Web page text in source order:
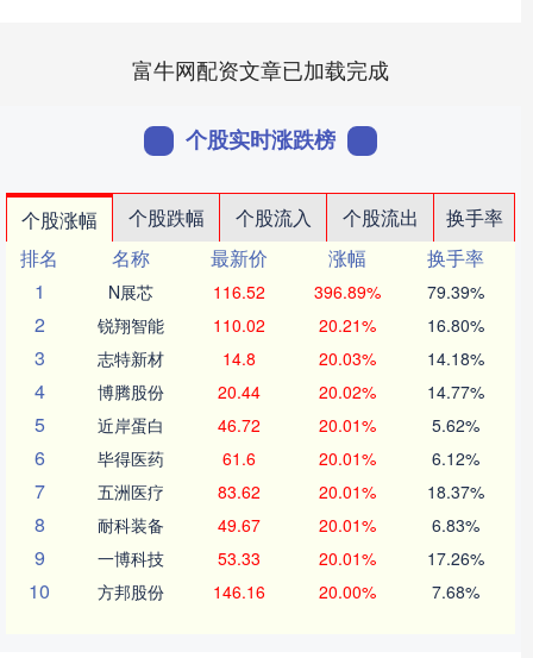
富牛网配资文章已加载完成
个股实时涨跌榜
个股涨幅 个股跌幅 个股流入 个股流出
换手率
排名
名称 最新价 涨幅
换手率
1
N展芯 116.52 396.89% 79.39%
2 锐翔智能 110.02 20.21% 16.80%
3 志特新材 14.8 20.03% 14.18%
4 博腾股份 20.44 20.02% 14.77%
5 近岸蛋白 46.72 20.01% 5.62%
6 毕得医药 61.6 20.01% 6.12%
7 五洲医疗 83.62 20.01% 18.37%
8 耐科装备 49.67 20.01% 6.83%
9 一博科技 53.33 20.01% 17.26%
10 方邦股份 146.16 20.00% 7.68%